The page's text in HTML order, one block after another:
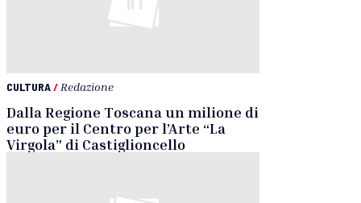
CULTURA/Redazione
Dalla Regione Toscana un milione di
euro per il Centro per l’Arte “La
Virgola” di Castiglioncello